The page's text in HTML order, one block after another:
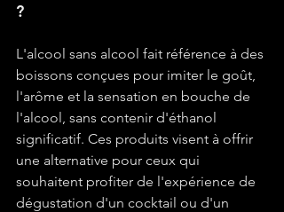
?
L'alcool sans alcool fait référence à des
boissons conçues pour imiter le goût,
l'arôme et la sensation en bouche de
l'alcool, sans contenir d'éthanol
significatif. Ces produits visent à offrir
une alternative pour ceux qui
souhaitent profiter de l'expérience de
dégustation d'un cocktail ou d'un